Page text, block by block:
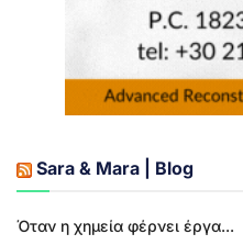
Sara & Mara | Blog
Όταν η χημεία φέρνει έργα...